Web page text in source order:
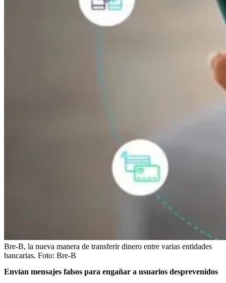
Bre-B, la nueva manera de transferir dinero entre varias entidades
bancarias. Foto: Bre-B
Envían mensajes falsos para engañar a usuarios desprevenidos